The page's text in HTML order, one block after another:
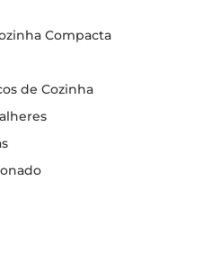
Compacta
de Cozinha